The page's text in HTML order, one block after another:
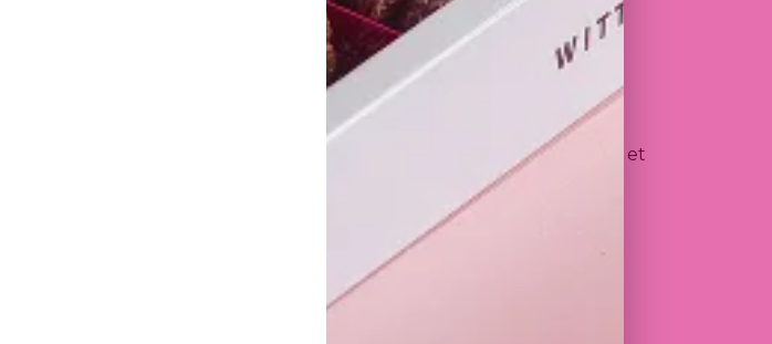
réseaux sociaux et décline toute responsabilité quant aux
à jour et la fiabilité des informations publiées sur le SITE INTERNET et
en aucun cas un conseil personnalisé ou professionnel.
ou indirects, de quelque nature que ce soit, résultant :